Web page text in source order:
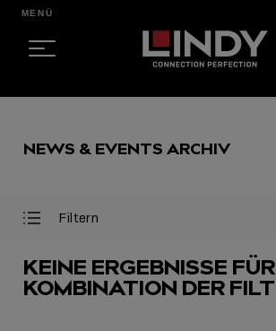
CONTENT
MENÜ
NEWS & EVENTS ARCHIV
Filter
Filter
Filtern
KEINE ERGEBNISSE
KOMBINATION DER